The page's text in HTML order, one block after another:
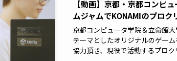
【動画】京都・京都コンピ
ムジャムでKONAMIのプロク
京都コンピュータ学院＆立命館
テーマとしたオリジナルのゲー
協力頂き、現役で活動するプロク